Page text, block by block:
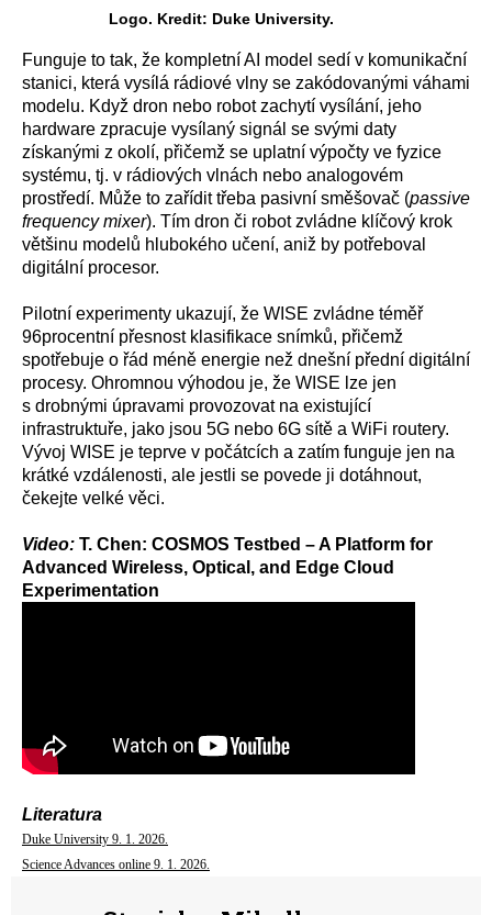
Logo. Kredit: Duke University.
Funguje to tak, že kompletní AI model sedí v komunikační
stanici, která vysílá rádiové vlny se zakódovanými váhami
modelu. Když dron nebo robot zachytí vysílání, jeho
hardware zpracuje vysílaný signál se svými daty
získanými z okolí, přičemž se uplatní výpočty ve fyzice
systému, tj. v rádiových vlnách nebo analogovém
prostředí. Může to zařídit třeba pasivní směšovač (passive
frequency mixer). Tím dron či robot zvládne klíčový krok
většinu modelů hlubokého učení, aniž by potřeboval
digitální procesor.
Pilotní experimenty ukazují, že WISE zvládne téměř
96procentní přesnost klasifikace snímků, přičemž
spotřebuje o řád méně energie než dnešní přední digitální
procesy. Ohromnou výhodou je, že WISE lze jen
s drobnými úpravami provozovat na existující
infrastruktuře, jako jsou 5G nebo 6G sítě a WiFi routery.
Vývoj WISE je teprve v počátcích a zatím funguje jen na
krátké vzdálenosti, ale jestli se povede ji dotáhnout,
čekejte velké věci.
Video: T. Chen: COSMOS Testbed – A Platform for
Advanced Wireless, Optical, and Edge Cloud
Experimentation
Literatura
Duke University 9. 1. 2026.
Science Advances online 9. 1. 2026.